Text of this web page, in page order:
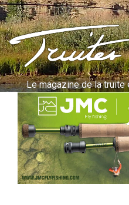
Aller
au
contenu
principalTruites
Le magazine de la truite